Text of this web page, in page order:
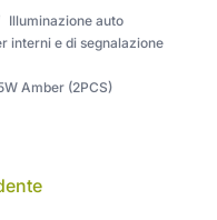
Illuminazione auto
interni e di segnalazione
Amber (2PCS)